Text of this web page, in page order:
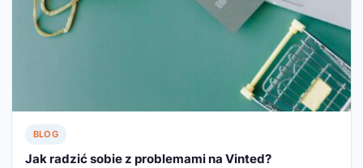
BLOG
Jak radzić sobie z problemami na Vinted?